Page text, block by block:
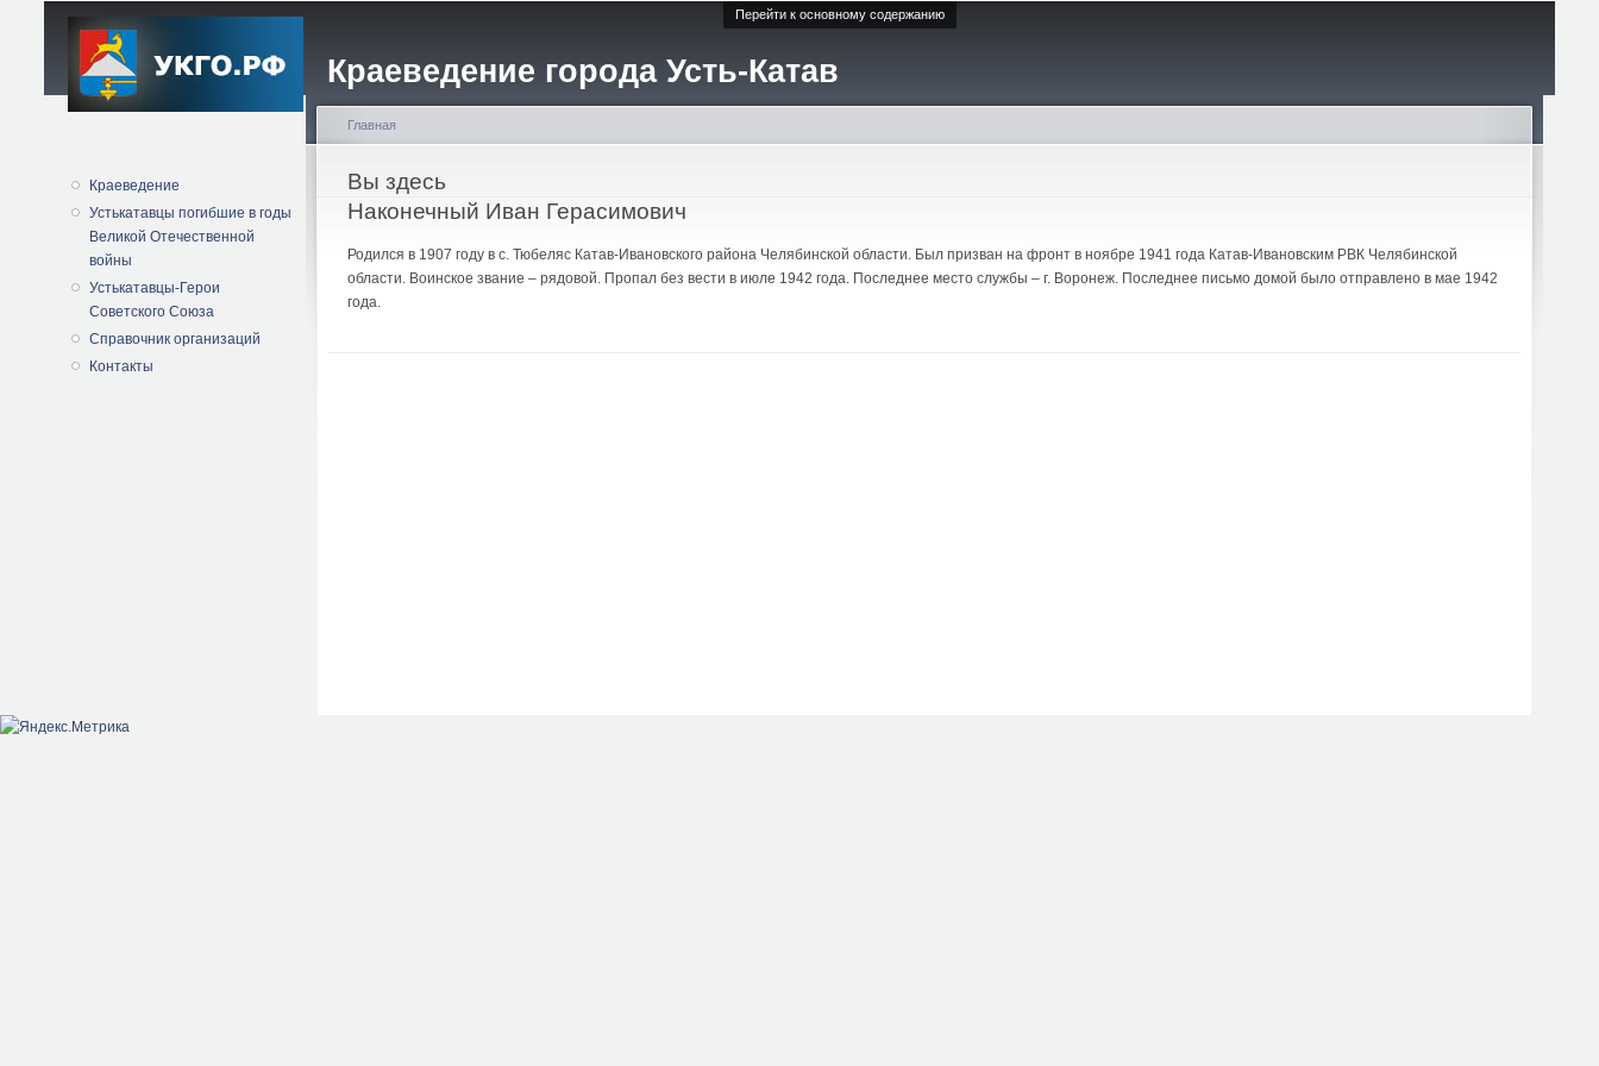
Перейти к основному содержанию
Краеведение города Усть-Катав
Краеведение
Устькатавцы погибшие в годы
Великой Отечественной
войны
Устькатавцы-Герои
Советского Союза
Справочник организаций
Контакты
Вы здесь
Главная
Наконечный Иван Герасимович
Родился в 1907 году в с. Тюбеляс Катав-Ивановского района Челябинской области. Был призван на фронт в ноябре 1941 года Катав-Ивановским РВК Челябинской
области. Воинское звание – рядовой. Пропал без вести в июле 1942 года. Последнее место службы – г. Воронеж. Последнее письмо домой было отправлено в мае 1942
года.